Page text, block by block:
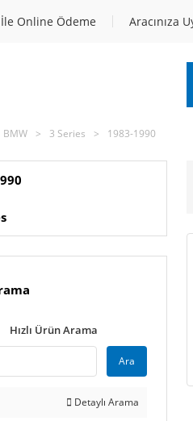
Online Ödeme Aracınıza
BMW 3 Series 1983-1990
Hızlı Ürün Arama
Ara
Detaylı Arama